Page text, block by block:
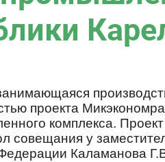
проекта
комплекса.
совещания у
Каламанова